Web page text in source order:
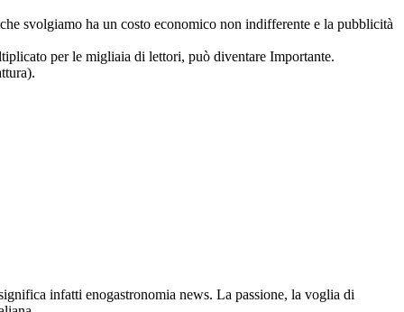
svolgiamo ha un costo economico non indifferente e la pubblicità
per le migliaia di lettori, può diventare Importante.
infatti enogastronomia news. La passione, la voglia di